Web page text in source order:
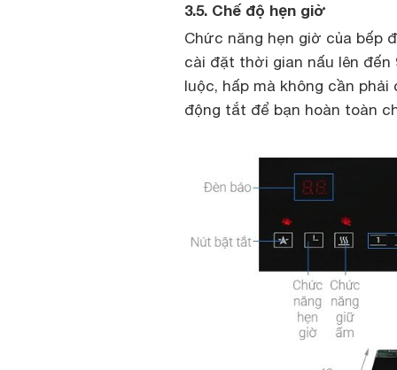
3.5. Chế độ hẹn giờ
Chức năng hẹn giờ của bếp
cài đặt thời gian nấu lên đến
luộc, hấp mà không cần
động tắt để bạn hoàn toàn